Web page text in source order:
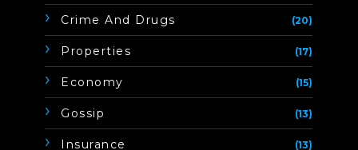
Crime And Drugs (20)
Properties (17)
Economy (15)
Gossip (13)
Insurance (13)